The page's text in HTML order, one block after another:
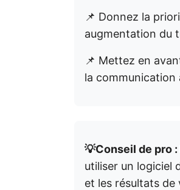
📌 Donnez la
augmentation du
📌 Mettez en
la communication
💡Conseil de pro :
utiliser un logiciel
et les résultats de